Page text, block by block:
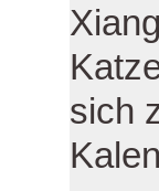
sich